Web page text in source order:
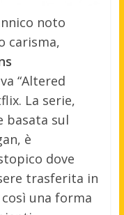
noto
carisma,
“Altered
lix. La serie,
basata sul
an, è
opico dove
trasferita in
una forma